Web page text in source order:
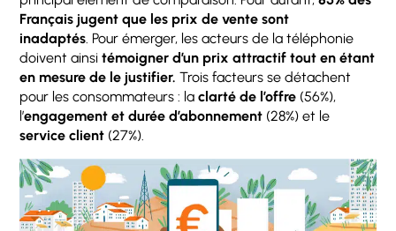
Français jugent que les prix de vente sont
inadaptés. Pour émerger, les acteurs de la téléphonie
doivent ainsitémoigner d’un prix attractif tout en étant
en mesure de le justifier. Trois facteurs se détachent
pour les consommateurs : laclarté de l’offre (56%),
l’engagement et durée d’abonnement (28%) et le
service client (27%).